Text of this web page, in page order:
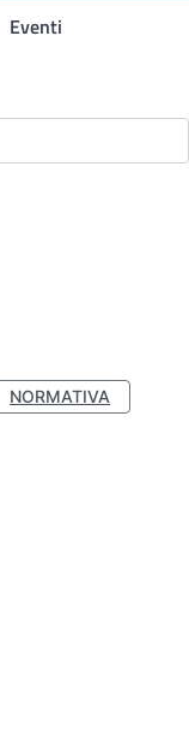
Eventi
NORMATIVA